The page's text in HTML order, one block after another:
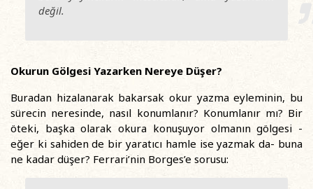
değil.
Okurun Gölgesi Yazarken Nereye Düşer?
Buradan hizalanarak bakarsak okur yazma eyleminin, bu
sürecin neresinde, nasıl konumlanır? Konumlanır mı? Bir
öteki, başka olarak okura konuşuyor olmanın gölgesi -
eğer ki sahiden de bir yaratıcı hamle ise yazmak da- buna
ne kadar düşer? Ferrari’nin Borges’e sorusu: